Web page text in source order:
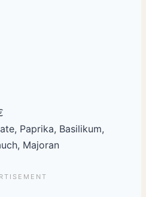
Paprika, Basilikum,
Majoran